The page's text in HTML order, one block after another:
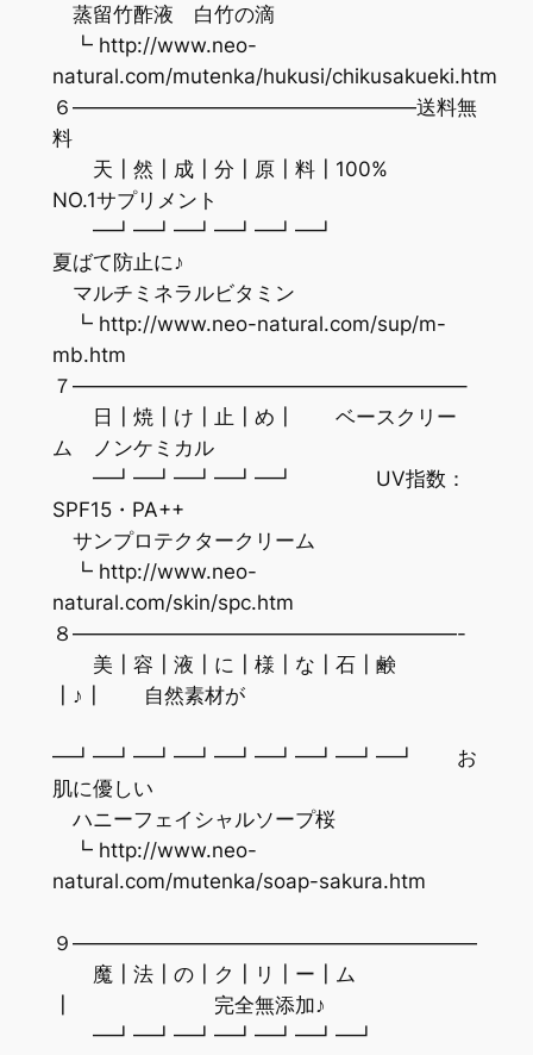
蒸留竹酢液 白竹の滴
┗ http://www.neo-
natural.com/mutenka/hukusi/chikusakueki.htm
６—————————————————送料無
料
天┃然┃成┃分┃原┃料┃100%
NO.1サプリメント
━┛━┛━┛━┛━┛━┛
夏ばて防止に♪
マルチミネラルビタミン
┗ http://www.neo-natural.com/sup/m-
mb.htm
７———————————————————–
日┃焼┃け┃止┃め┃ ベースクリー
ム ノンケミカル
━┛━┛━┛━┛━┛ UV指数：
SPF15・PA++
サンプロテクタークリーム
┗ http://www.neo-
natural.com/skin/spc.htm
８———————————————————-
美┃容┃液┃に┃様┃な┃石┃鹸
┃♪┃ 自然素材が
━┛━┛━┛━┛━┛━┛━┛━┛━┛ お
肌に優しい
ハニーフェイシャルソープ桜
┗ http://www.neo-
natural.com/mutenka/soap-sakura.htm
９————————————————————
魔┃法┃の┃ク┃リ┃ー┃ム
┃ 完全無添加♪
━┛━┛━┛━┛━┛━┛━┛